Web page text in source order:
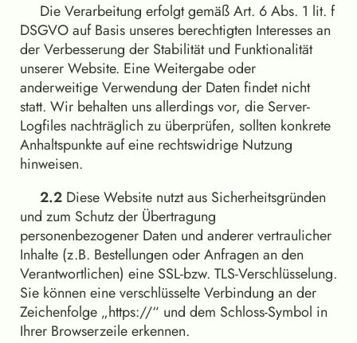
Die Verarbeitung erfolgt gemäß Art. 6 Abs. 1 lit. f
DSGVO auf Basis unseres berechtigten Interesses an
der Verbesserung der Stabilität und Funktionalität
unserer Website. Eine Weitergabe oder
anderweitige Verwendung der Daten findet nicht
statt. Wir behalten uns allerdings vor, die Server-
Logfiles nachträglich zu überprüfen, sollten konkrete
Anhaltspunkte auf eine rechtswidrige Nutzung
hinweisen.
2.2Diese Website nutzt aus Sicherheitsgründen
und zum Schutz der Übertragung
personenbezogener Daten und anderer vertraulicher
Inhalte (z.B. Bestellungen oder Anfragen an den
Verantwortlichen) eine SSL-bzw. TLS-Verschlüsselung.
Sie können eine verschlüsselte Verbindung an der
Zeichenfolge „https://“ und dem Schloss-Symbol in
Ihrer Browserzeile erkennen.